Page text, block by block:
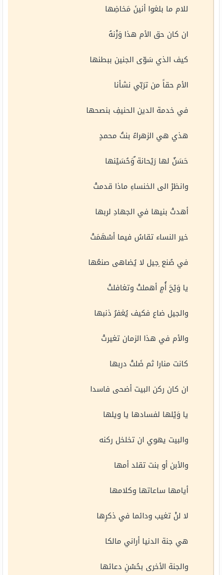
للام ما بلغوا أنينَ مَخاضِها
ان كان حق الأم هذا وَزْنهُ
كيف الذي سَوّى الجنين ببطنها
الأم حقاً من ترَبّي نشأنا
في خدمة الدين الحنيفِ بنصحها
هذي هي الزهراءُ بنتُ محمدٍ
حَسَنٌ لها رَيْحانة ٌوَحُسَيْنها
وانظرْ الى الخنساءِ ماذا قدمتْ
أهدتْ بنيها في الجهادِ لربها
خير النساء تقاسُ فيما أسْهَمَتْ
في صُنع ِجيل لا يُضاهى صنعُها
يا وَيْحَ أُمٍ أهملتْ وتغافلتْ
والجيل ضاع فكيف يُغفرُ ذنبها
والأم في هذا الزمان تغيرتْ
كانت منارا ثم ضَلتْ دربها
ان كان ركن البيت أضحى فاسدا
يا وَيْلها لفسادها يا ويلها
والبيت يهوي ان تخلخل ركنه
والأبن أو بنت تقلد أمها
أيامها ساعاتها وكلامها
لا لنْ تغيب ودائما في ذكرِها
هي جنة الدنيا أراني مالكا
والجنة الأخرى بحُسْنِ دعائها